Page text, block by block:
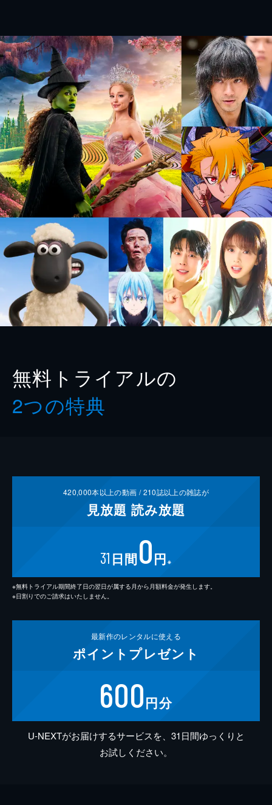
無料トライアルの
2つの特典
420,000本以上の動画 /210誌以上の雑誌が
見放題 読み放題
31 日間0円 ※
※無料トライアル期間終了日の翌日が属する月から月額料金が発生します。
※日割りでのご請求はいたしません。
最新作のレンタルに使える
ポイント プレゼント
600円分
U-NEXTがお届けするサービスを、31日間ゆっくりと
お試しください。